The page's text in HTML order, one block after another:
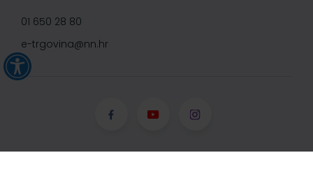
01 650 28 80
e-trgovina@nn.hr